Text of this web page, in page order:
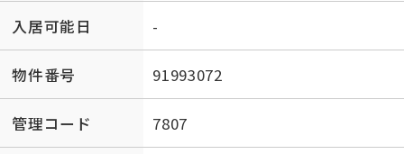
入居可能日 -
物件番号 91993072
管理コード 7807